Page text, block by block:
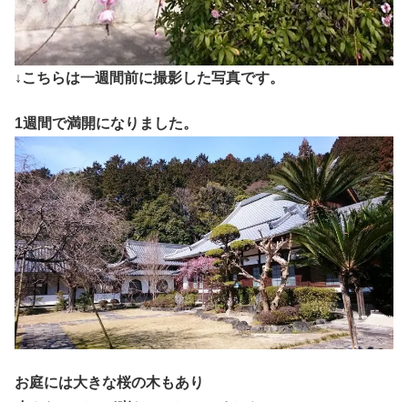
↓こちらは一週間前に撮影した写真です。
1週間で満開になりました。
お庭には大きな桜の木もあり